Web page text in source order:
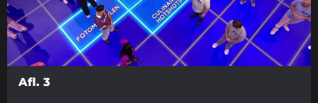
Afl. 3